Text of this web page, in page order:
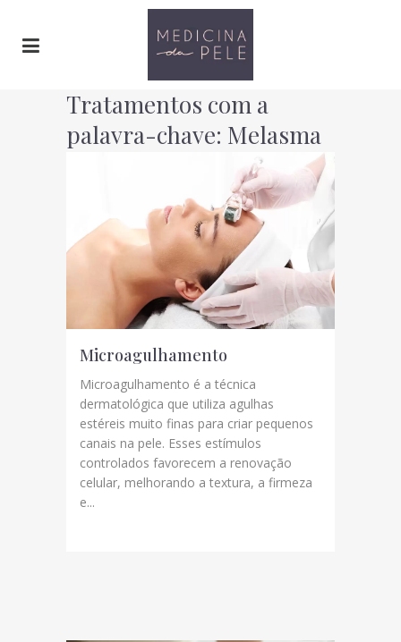
Tratamentos com a
palavra-chave: Melasma
Microagulhamento
Microagulhamento é a técnica
dermatológica que utiliza agulhas
estéreis muito finas para criar pequenos
canais na pele. Esses estímulos
controlados favorecem a renovação
celular, melhorando a textura, a firmeza
e...